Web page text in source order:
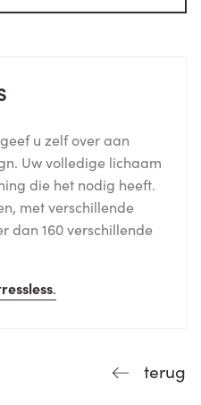
u zelf over aan
Uw volledige lichaam
die het nodig heeft.
met verschillende
dan 160 verschillende
.
terug